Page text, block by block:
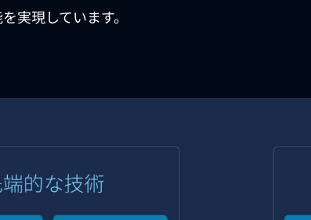
実現しています。